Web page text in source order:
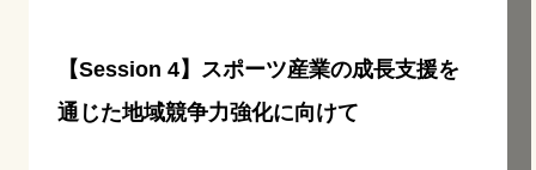
【Session 4】スポーツ産業の成長支援を
通じた地域競争力強化に向けて